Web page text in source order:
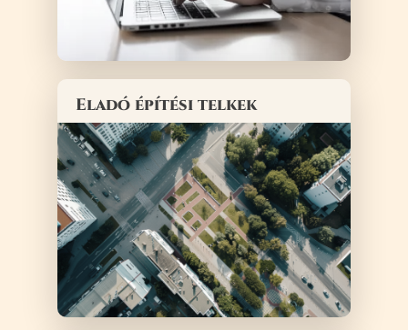
Eladó építési telkek